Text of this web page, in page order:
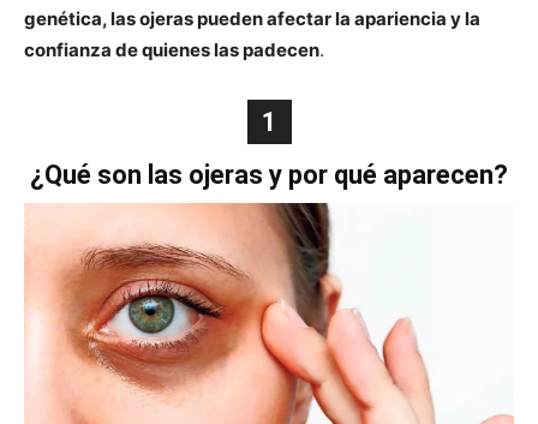
genética, las ojeras pueden afectar la apariencia y la
confianza de quienes las padecen.
1
¿Qué son las ojeras y por qué aparecen?